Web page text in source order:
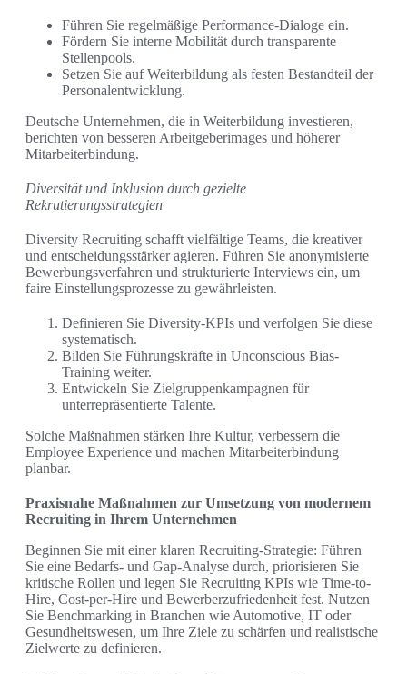
Führen Sie regelmäßige Performance-Dialoge ein.
Fördern Sie interne Mobilität durch transparente
Stellenpools.
Setzen Sie auf Weiterbildung als festen Bestandteil der
Personalentwicklung.
Deutsche Unternehmen, die in Weiterbildung investieren,
berichten von besseren Arbeitgeberimages und höherer
Mitarbeiterbindung.
Diversität und Inklusion durch gezielte
Rekrutierungsstrategien
Diversity Recruiting schafft vielfältige Teams, die kreativer
und entscheidungsstärker agieren. Führen Sie anonymisierte
Bewerbungsverfahren und strukturierte Interviews ein, um
faire Einstellungsprozesse zu gewährleisten.
Definieren Sie Diversity-KPIs und verfolgen Sie diese
systematisch.
Bilden Sie Führungskräfte in Unconscious Bias-
Training weiter.
Entwickeln Sie Zielgruppenkampagnen für
unterrepräsentierte Talente.
Solche Maßnahmen stärken Ihre Kultur, verbessern die
Employee Experience und machen Mitarbeiterbindung
planbar.
Praxisnahe Maßnahmen zur Umsetzung von modernem
Recruiting in Ihrem Unternehmen
Beginnen Sie mit einer klaren Recruiting-Strategie: Führen
Sie eine Bedarfs- und Gap-Analyse durch, priorisieren Sie
kritische Rollen und legen Sie Recruiting KPIs wie Time-to-
Hire, Cost-per-Hire und Bewerberzufriedenheit fest. Nutzen
Sie Benchmarking in Branchen wie Automotive, IT oder
Gesundheitswesen, um Ihre Ziele zu schärfen und realistische
Zielwerte zu definieren.